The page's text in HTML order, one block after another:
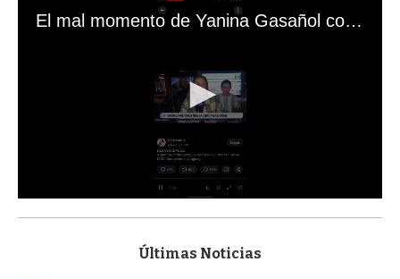
El mal momento de Yanina Gasañol con un hincha argentino en "Subrayado"
s
Últimas Noticias